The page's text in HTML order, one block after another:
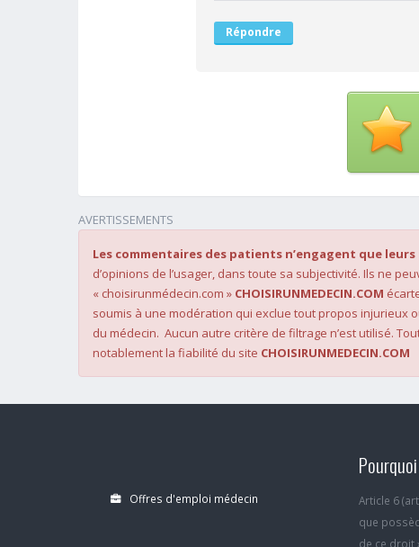
Répondre
AVERTISSEMENTS
Les commentaires des patients n’engagent que
d’opinions de l’usager, dans toute sa subjectivité. Ils ne
« choisirunmédecin.com » CHOISIRUNMEDECIN.COM
soumis à une modération qui exclue tout propos injurieux
du médecin. Aucun autre critère de filtrage n’est utilisé.
notablement la fiabilité du site CHOISIRUNMEDECIN.COM
Offres d'emploi médecin
Article 6
que
de ce droit